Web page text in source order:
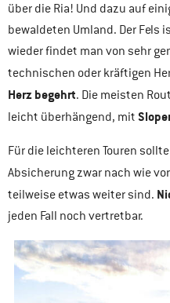
über die Ria! Und dazu auf
bewaldeten Umland. Der Fels
wieder findet man von sehr
technischen oder kräftigen
Herz begehrt. Die meisten
leicht überhängend, mit
Für die leichteren Touren
Absicherung zwar nach wie
teilweise etwas weiter sind.
jeden Fall noch vertretbar.